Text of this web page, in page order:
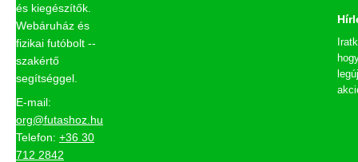
és kiegészítők.
Webáruház és
fizikai futóbolt --
szakértő
segítséggel.
E-mail:
org@futashoz.hu
Telefon: +36 30
712 2842